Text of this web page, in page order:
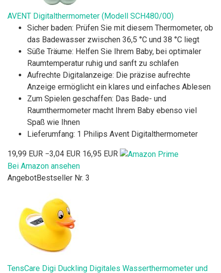
AVENT Digitalthermometer (Modell SCH480/00)
Sicher baden: Prüfen Sie mit diesem Thermometer, ob
das Badewasser zwischen 36,5 °C und 38 °C liegt
Süße Träume: Helfen Sie Ihrem Baby, bei optimaler
Raumtemperatur ruhig und sanft zu schlafen
Aufrechte Digitalanzeige: Die präzise aufrechte
Anzeige ermöglicht ein klares und einfaches Ablesen
Zum Spielen geschaffen: Das Bade- und
Raumthermometer macht Ihrem Baby ebenso viel
Spaß wie Ihnen
Lieferumfang: 1 Philips Avent Digitalthermometer
19,99 EUR −3,04 EUR 16,95 EUR
Bei Amazon ansehen
AngebotBestseller Nr. 3
TensCare Digi Duckling Digitales Wasserthermometer und